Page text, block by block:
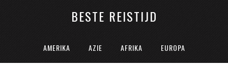
BESTE REISTIJD
AMERIKA AZIE AFRIKA EUROPA